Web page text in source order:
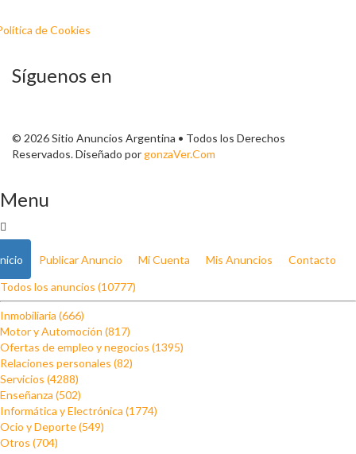
de Cookies
Síguenos en
© 2026 Sitio Anuncios Argentina • Todos los Derechos
Reservados. Diseñado porgonzaVer.Com
Menu
Publicar Anuncio Mi Cuenta Mis Anuncios
Contacto
Todos los anuncios (10777)
Inmobiliaria (666)
Motor y Automoción (817)
Ofertas de empleo y negocios (1395)
Relaciones personales (82)
Servicios (4288)
Enseñanza (502)
Informática y Electrónica (1774)
Ocio y Deporte (549)
Otros (704)